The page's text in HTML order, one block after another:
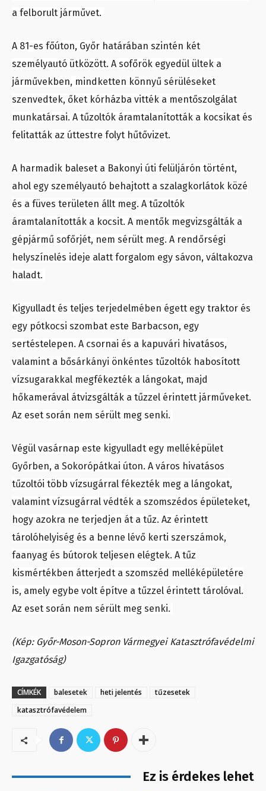
a felborult járművet.
A 81-es főúton, Győr határában szintén két
személyautó ütközött. A sofőrök egyedül ültek a
járművekben, mindketten könnyű sérüléseket
szenvedtek, őket kórházba vitték a mentőszolgálat
munkatársai. A tűzoltók áramtalanították a kocsikat és
felitatták az úttestre folyt hűtővizet.
A harmadik baleset a Bakonyi úti felüljárón történt,
ahol egy személyautó behajtott a szalagkorlátok közé
és a füves területen állt meg. A tűzoltók
áramtalanították a kocsit. A mentők megvizsgálták a
gépjármű sofőrjét, nem sérült meg. A rendőrségi
helyszínelés ideje alatt forgalom egy sávon, váltakozva
haladt.
Kigyulladt és teljes terjedelmében égett egy traktor és
egy pótkocsi szombat este Barbacson, egy
sertéstelepen. A csornai és a kapuvári hivatásos,
valamint a bősárkányi önkéntes tűzoltók habosított
vízsugarakkal megfékezték a lángokat, majd
hőkamerával átvizsgálták a tűzzel érintett járműveket.
Az eset során nem sérült meg senki.
Végül vasárnap este kigyulladt egy melléképület
Győrben, a Sokorópátkai úton. A város hivatásos
tűzoltói több vízsugárral fékezték meg a lángokat,
valamint vízsugárral védték a szomszédos épületeket,
hogy azokra ne terjedjen át a tűz. Az érintett
tárolóhelyiség és a benne lévő kerti szerszámok,
faanyag és bútorok teljesen elégtek. A tűz
kismértékben átterjedt a szomszéd melléképületére
is, amely egybe volt építve a tűzzel érintett tárolóval.
Az eset során nem sérült meg senki.
(Kép: Győr-Moson-Sopron Vármegyei Katasztrófavédelmi
Igazgatóság)
CÍMKÉK balesetek heti jelentés
tűzesetek
katasztrófavédelem
Ez is érdekes lehet